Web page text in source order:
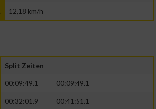
12,18 km/h
Split Zeiten
00:09:49.1 00:09:49.1
00:32:01.9 00:41:51.1